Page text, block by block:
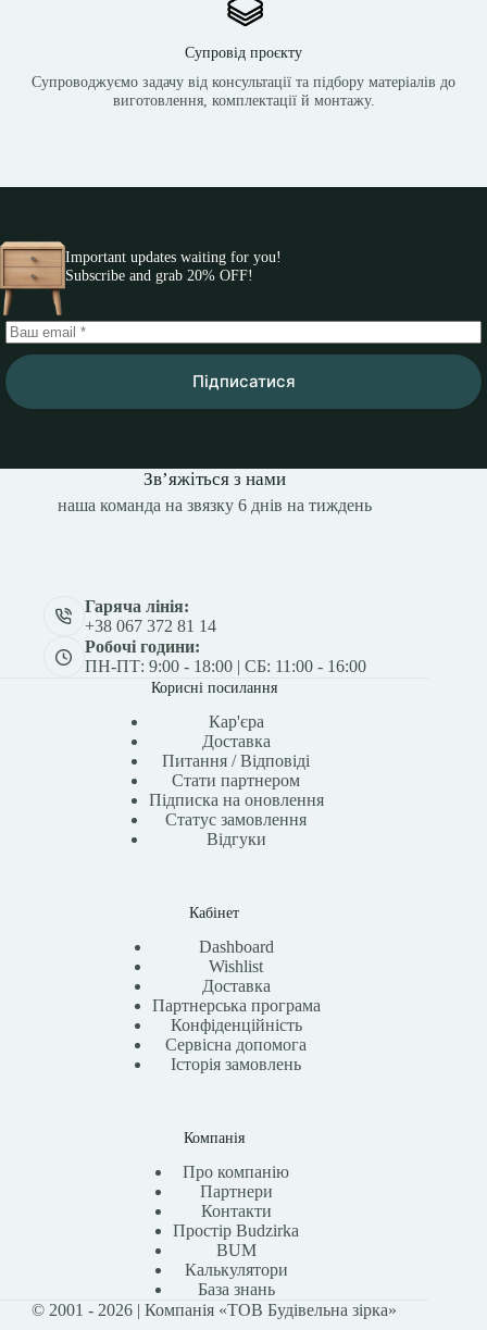
Супровід проєкту
Супроводжуємо задачу від консультації та підбору матеріалів до
виготовлення, комплектації й монтажу.
Important updates waiting for you!
Subscribe and grab 20% OFF!
Підписатися
Зв’яжіться з нами
наша команда на звязку 6 днів на тиждень
Гаряча лінія:
+38 067 372 81 14
Робочі години:
ПН-ПТ: 9:00 - 18:00 | СБ: 11:00 - 16:00
Корисні посилання
Кар'єра
Доставка
Питання / Відповіді
Стати партнером
Підписка на оновлення
Статус замовлення
Відгуки
Кабінет
Dashboard
Wishlist
Доставка
Партнерська програма
Конфіденційність
Сервісна допомога
Історія замовлень
Компанія
Про компанію
Партнери
Контакти
Простір Budzirka
BUM
Калькулятори
База знань
© 2001 - 2026 | Компанія «ТОВ Будівельна зірка»